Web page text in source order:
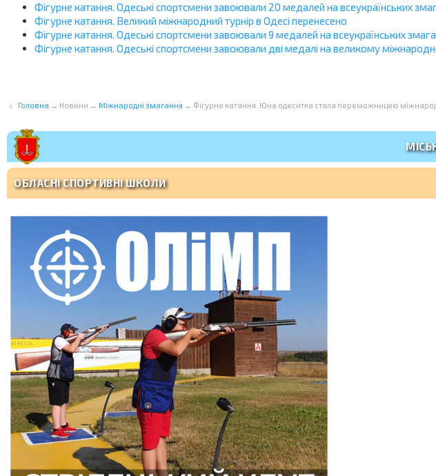
Фігурне катання. Одеські спортсмени завоювали 20 медалей на всеукраїнських
Фігурне катання. Великий міжнародний турнір в Одесі перенесено
Фігурне катання. Одеські спортсмени завоювали 9 медалей на всеукраїнських
Фігурне катання. Одеські cпортсмени завоювали дві медалі на великому
Головна → Новини → Міжнародні змагання → Фігурне катання. Юна одеситка стала переможницею
ОБЛАСНІ СПОРТИВНІ ШКОЛИ